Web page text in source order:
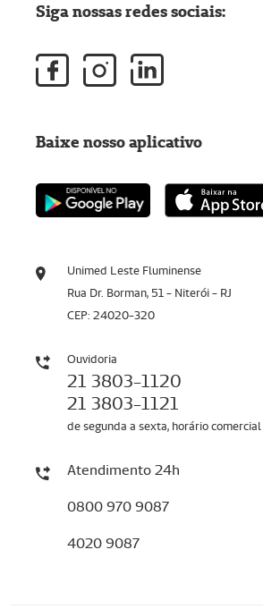
Unimed Leste Fluminense
Rua Dr. Borman, 51 - Niterói - RJ
CEP: 24020-320
Ouvidoria
21 3803-1120
21 3803-1121
de segunda a sexta, horário comercial
Atendimento 24h
0800 970 9087
4020 9087
Siga nossas redes sociais:
Baixe nosso aplicativo